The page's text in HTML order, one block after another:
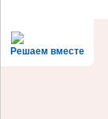
Решаем вместе